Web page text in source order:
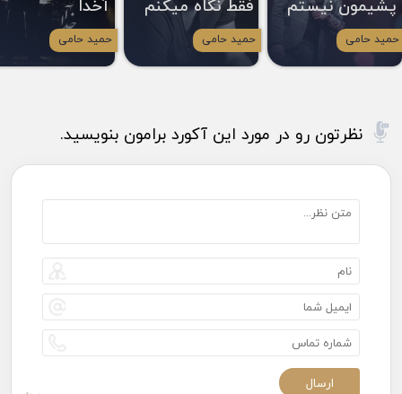
پشیمون نیستم
حمید حامی
فقط نگاه میکنم
حمید حامی
آخدا
حمید حامی
نظرتون رو در مورد این آکورد برامون بنویسید.